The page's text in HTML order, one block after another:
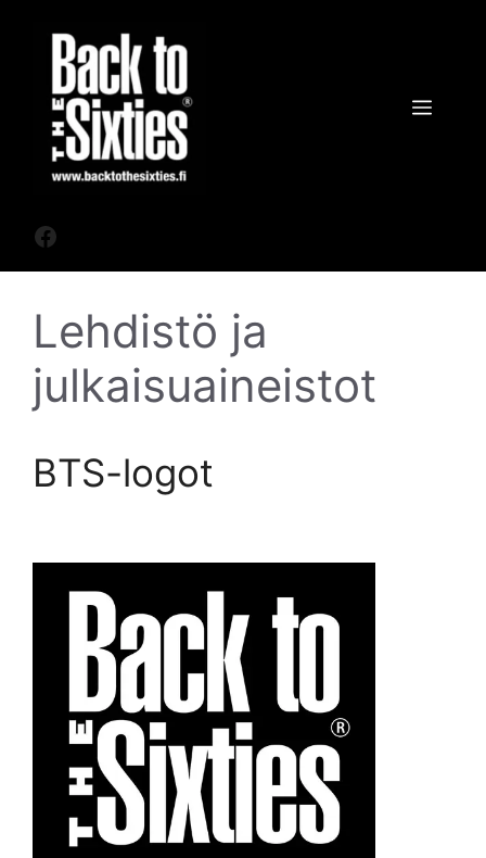
sisältöön
Facebook
Lehdistö ja
julkaisuaineistot
BTS-logot